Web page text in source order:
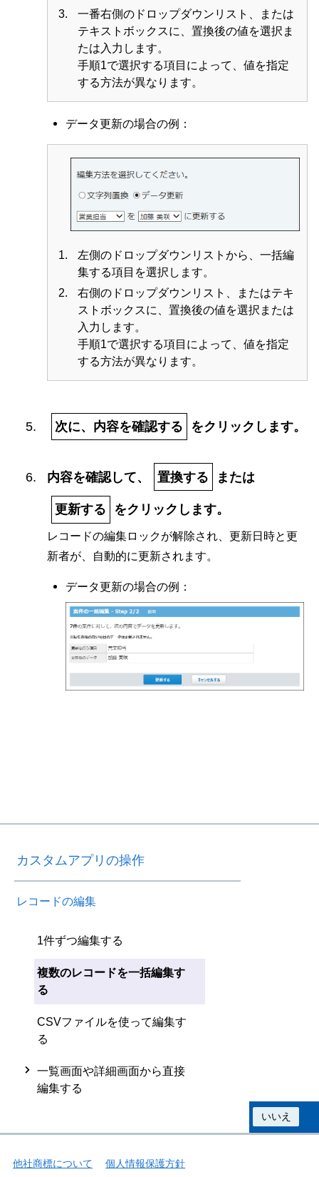
一番右側のドロップダウンリスト、または
テキストボックスに、置換後の値を選択ま
たは入力します。
手順1で選択する項目によって、値を指定
する方法が異なります。
データ更新の場合の例：
左側のドロップダウンリストから、一括編
集する項目を選択します。
右側のドロップダウンリスト、またはテキ
ストボックスに、置換後の値を選択または
入力します。
手順1で選択する項目によって、値を指定
する方法が異なります。
次に、内容を確認する をクリックします。
内容を確認して、 置換する または
更新する をクリックします。
レコードの編集ロックが解除され、更新日時と更
新者が、自動的に更新されます。
データ更新の場合の例：
カスタムアプリの操作
レコードの編集
1件ずつ編集する
複数のレコードを一括編集す
る
CSVファイルを使って編集す
る
一覧画面や詳細画面から直接
編集する
いいえ
他社商標について 個人情報保護方針